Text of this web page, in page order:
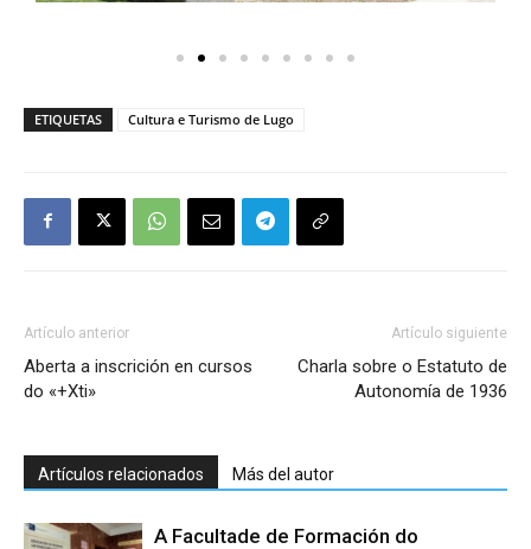
ETIQUETAS Cultura e Turismo de Lugo
Artículo anterior
Aberta a inscrición en cursos
do «+Xti»
Artículo siguiente
Charla sobre o Estatuto de
Autonomía de 1936
Artículos relacionados Más del autor
A Facultade de Formación do